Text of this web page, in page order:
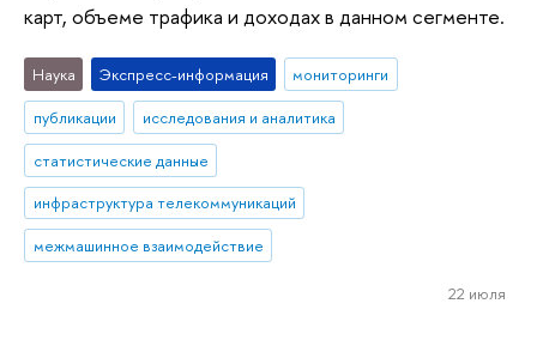
карт, объеме трафика и доходах в данном сегменте.
Наука Экспресс-информация
мониторинги
публикации
исследования и аналитика
статистические данные
инфраструктура телекоммуникаций
межмашинное взаимодействие
22 июля